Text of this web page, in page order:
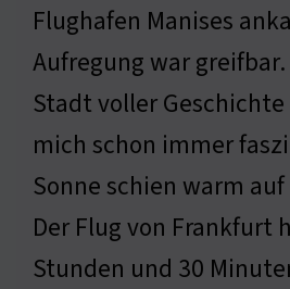
Flughafen Manises
Aufregung war
Stadt voller
mich schon immer
Sonne schien warm
Der Flug von Frankfurt
Stunden und 30